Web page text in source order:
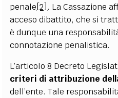
penale[2] . La Cassazione
acceso dibattito, che si
è dunque una
connotazione penalistica.
L’articolo 8 Decreto
criteri di attribuzione
dell’ente. Tale